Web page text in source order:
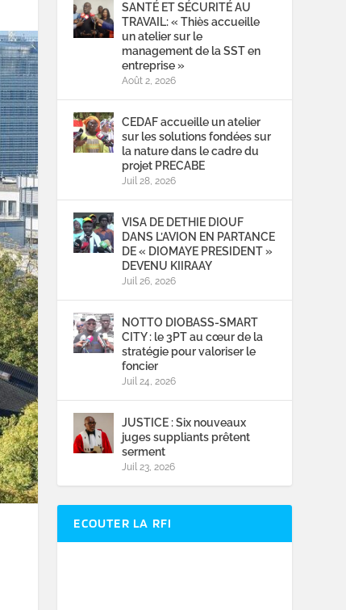
SANTÉ ET SÉCURITÉ AU
TRAVAIL: « Thiès accueille
un atelier sur le
management de la SST en
entreprise »
Août 2, 2026
CEDAF accueille un atelier
sur les solutions fondées sur
la nature dans le cadre du
projet PRECABE
Juil 28, 2026
VISA DE DETHIE DIOUF
DANS L’AVION EN PARTANCE
DE « DIOMAYE PRESIDENT »
DEVENU KIIRAAY
Juil 26, 2026
NOTTO DIOBASS-SMART
CITY : le 3PT au cœur de la
stratégie pour valoriser le
foncier
Juil 24, 2026
JUSTICE : Six nouveaux
juges suppliants prêtent
serment
Juil 23, 2026
ECOUTER LA RFI